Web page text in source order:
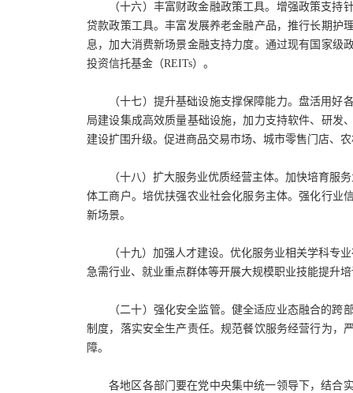
（十六）丰富财政金融政策工具。增强政策支
贷款政策工具。丰富发展养老金融产品，推行长期护
息，加大消费新场景金融支持力度。通过现有国家级
投资信托基金（REITs）。
（十七）提升基础设施支撑保障能力。盘活用
局建设集成高效质量基础设施，加力支持软件、研发
建设扩围升级。促进商品交易市场、城市零售门店、
（十八）扩大服务业优质经营主体。加快培育服
体工商户。培优扶强农业社会化服务主体。强化行业
新场景。
（十九）加强人才建设。优化服务业相关学科专
急需行业、就业重点群体等开展大规模职业技能提升
（二十）强化安全监管。健全适应业态融合的
制度，落实安全生产责任。规范餐饮服务经营行为，
障。
各地区各部门要在党中央集中统一领导下，结合